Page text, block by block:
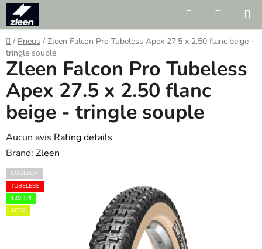
Skip
content
Search
CART
Home
/ Pneus / Zleen Falcon Pro Tubeless Apex 27.5 x 2.50 flanc beige -
tringle souple
Zleen Falcon Pro Tubeless
Apex 27.5 x 2.50 flanc
beige - tringle souple
The
average
product
rating
is
0.0
Aucun avis Rating details
Brand: Zleen
COULEUR
TUBELESS
120 TPI
APEX